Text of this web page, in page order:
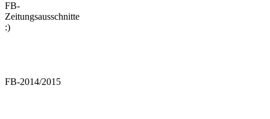
FB-
Zeitungsausschnitte
:)
FB-2014/2015